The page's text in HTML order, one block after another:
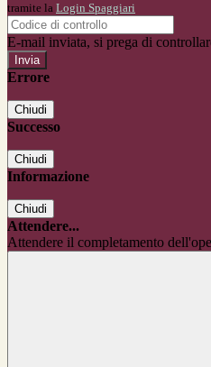
tramite la Login Spaggiari
E-mail inviata, si prega di
Errore
Chiudi
Successo
Chiudi
Informazione
Chiudi
Attendere...
Attendere il completamento